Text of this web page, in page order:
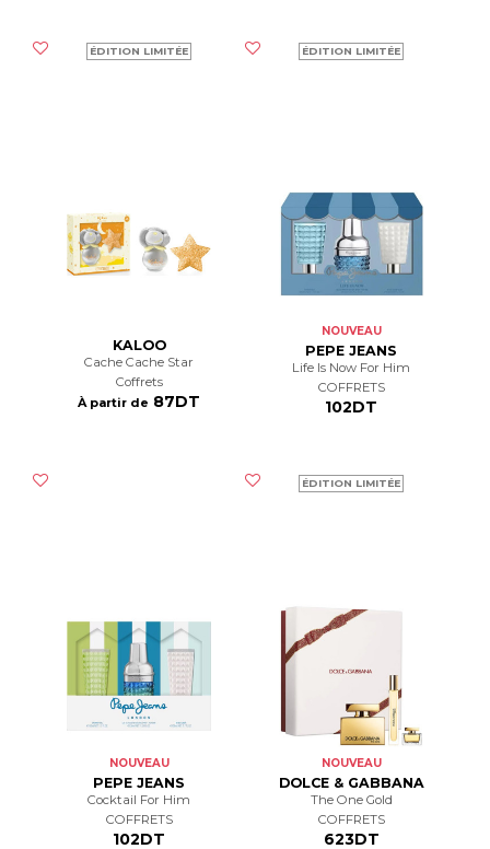
ÉDITION LIMITÉE ÉDITION LIMITÉE
KALOO
Cache Cache Star
Coffrets
À partir de 87DT
NOUVEAU
PEPE JEANS
Life Is Now For Him
COFFRETS
102DT
ÉDITION LIMITÉE
NOUVEAU
PEPE JEANS
Cocktail For Him
COFFRETS
102DT
NOUVEAU
DOLCE & GABBANA
The One Gold
COFFRETS
623DT